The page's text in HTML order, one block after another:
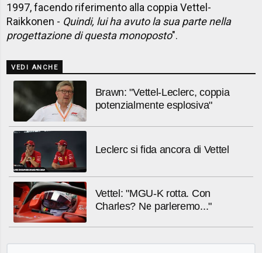
1997, facendo riferimento alla coppia Vettel-
Raikkonen - Quindi, lui ha avuto la sua parte nella
progettazione di questa monoposto".
VEDI ANCHE
Brawn: "Vettel-Leclerc, coppia
potenzialmente esplosiva"
Leclerc si fida ancora di Vettel
Vettel: "MGU-K rotta. Con
Charles? Ne parleremo..."